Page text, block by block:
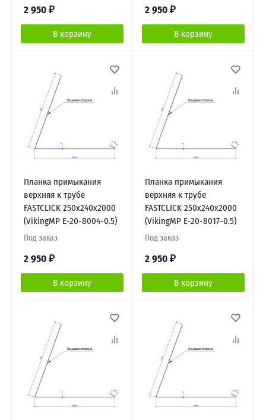
2 950 ₽
В корзину
2 950 ₽
В корзину
Планка примыкания
верхняя к трубе
FASTCLICK 250х240х2000
(VikingMP E-20-8004-0.5)
Под заказ
2 950 ₽
В корзину
Планка примыкания
верхняя к трубе
FASTCLICK 250х240х2000
(VikingMP E-20-8017-0.5)
Под заказ
2 950 ₽
В корзину